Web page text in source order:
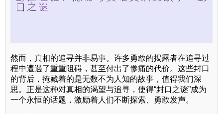
然而，真相的追寻并非易事。许多勇敢的揭露者在追寻过
程中遭遇了重重阻碍，甚至付出了惨痛的代价。这些封口
的背后，掩藏着的是无数不为人知的故事，值得我们深
思。正是这种对真相的渴望与追寻，使得“封口之谜”成为
一个永恒的话题，激励着人们不断探索、勇敢发声。